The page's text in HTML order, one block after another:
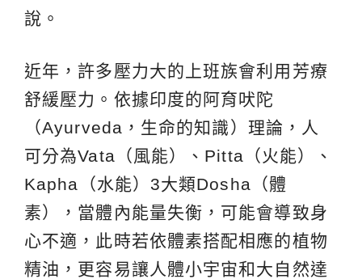
說。
近年，許多壓力大的上班族會利用芳療
舒緩壓力。依據印度的阿育吠陀
（Ayurveda，生命的知識）理論，人
可分為Vata（風能）、Pitta（火能）、
Kapha（水能）3大類Dosha（體
素），當體內能量失衡，可能會導致身
心不適，此時若依體素搭配相應的植物
精油，更容易讓人體小宇宙和大自然達